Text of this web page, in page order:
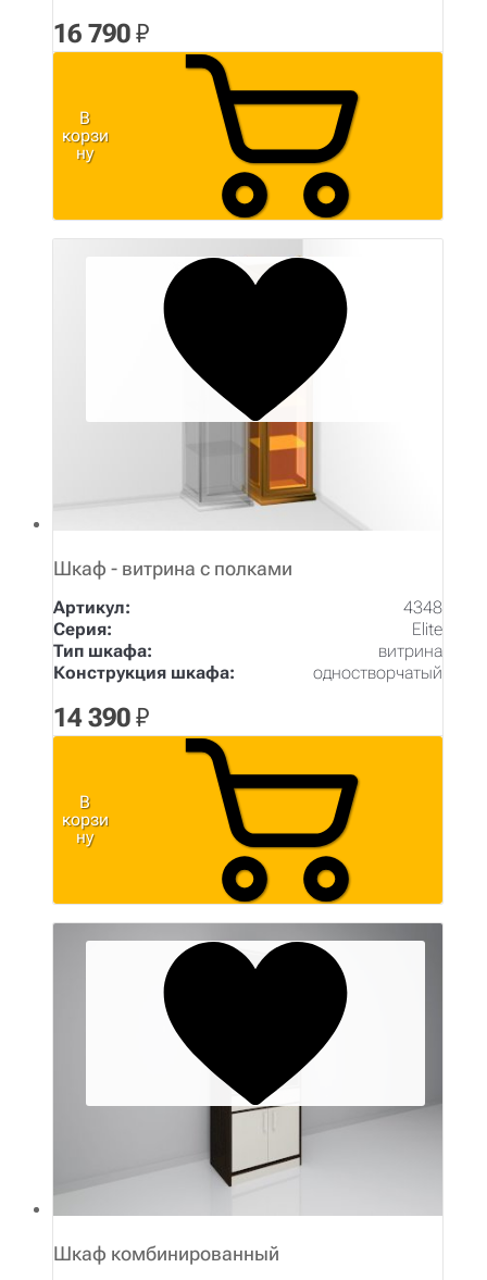
16 790₽
В
корзи
ну
Шкаф - витрина с полками
Артикул:
4348
Серия:
Elite
Тип шкафа:
витрина
Конструкция шкафа:
одностворчатый
14 390₽
В
корзи
ну
Шкаф комбинированный